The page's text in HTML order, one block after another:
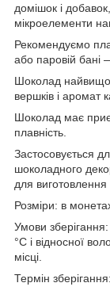
домішок і добавок,
мікроелементи
Рекомендуємо
або паровій бані
Шоколад
вершків і аромат
Шоколад має
плавність.
Застосовується
шоколадного
для
Розміри: в
Умови
°C і відносної
місці.
Термін